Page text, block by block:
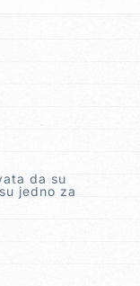
da su
jedno za